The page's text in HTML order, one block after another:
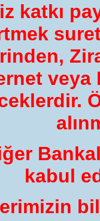
katkı
veya
kabul